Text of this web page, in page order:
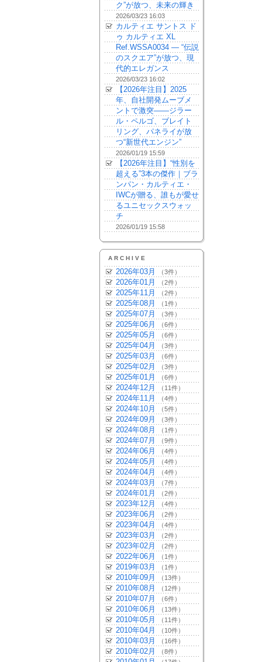
ク”が放つ、未来の輝き
2026/03/23 16:03
カルティエ サントス ド
ゥ カルティエ XL
Ref.WSSA0034 — “伝説
のスクエア”が放つ、現
代的エレガンス
2026/03/23 16:02
【2026年注目】2025
年、自社開発ムーブメ
ントで激突——ジラー
ル・ペルゴ、ブレイト
リング、パネライが放
つ“新世代エンジン”
2026/01/19 15:59
【2026年注目】“性別を
超える”3本の傑作｜ブラ
ンパン・カルティエ・
IWCが贈る、誰もが愛せ
るユニセックスウォッ
チ
2026/01/19 15:58
ARCHIVE
2026年03月 （3件）
2026年01月 （2件）
2025年11月 （2件）
2025年08月 （1件）
2025年07月 （3件）
2025年06月 （6件）
2025年05月 （6件）
2025年04月 （3件）
2025年03月 （6件）
2025年02月 （3件）
2025年01月 （6件）
2024年12月 （11件）
2024年11月 （4件）
2024年10月 （5件）
2024年09月 （3件）
2024年08月 （1件）
2024年07月 （9件）
2024年06月 （4件）
2024年05月 （4件）
2024年04月 （4件）
2024年03月 （7件）
2024年01月 （2件）
2023年12月 （4件）
2023年06月 （2件）
2023年04月 （4件）
2023年03月 （2件）
2023年02月 （2件）
2022年06月 （1件）
2019年03月 （1件）
2010年09月 （13件）
2010年08月 （12件）
2010年07月 （6件）
2010年06月 （13件）
2010年05月 （11件）
2010年04月 （10件）
2010年03月 （16件）
2010年02月 （8件）